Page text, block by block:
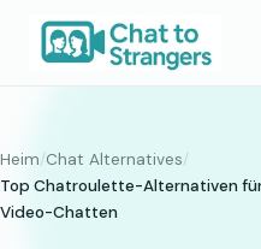
Inhalt
springen
Heim/Chat Alternatives/
Top Chatroulette-Alternativen
Video-Chatten